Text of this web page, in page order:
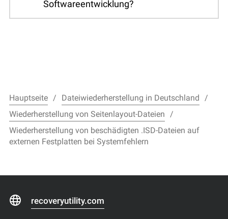
Softwareentwicklung?
Hauptseite
Dateiwiederherstellung in Deutschland
Wiederherstellung von Seitenlayout-Dateien
Wiederherstellung von beschädigten .ISD-Dateien auf
externen Festplatten bei Systemfehlern
recoveryutility.com